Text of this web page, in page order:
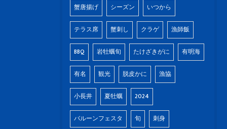
蟹唐揚げ シーズン いつから
テラス席 蟹刺し クラゲ 漁師飯
BBQ 岩牡蠣旬 たけざきがに 有明海
有名 観光 脱皮かに 漁協
小長井 夏牡蠣 2024
バルーンフェスタ 旬 刺身